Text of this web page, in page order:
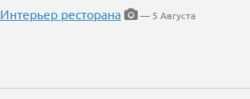
Интерьер ресторана — 5 Августа